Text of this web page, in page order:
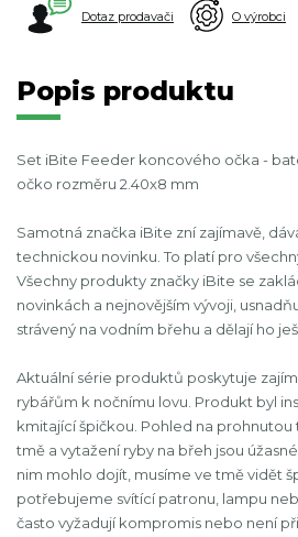
Dotaz prodavači O výrobci
Popis produktu
Set iBite Feeder koncového očka -
očko rozměru 2.40x8 mm
Samotná značka iBite zní zajímavě,
technickou novinku. To platí pro
Všechny produkty značky iBite se
novinkách a nejnovějším vývoji,
strávený na vodním břehu a dělají ho
Aktuální série produktů poskytuje
rybářům k nočnímu lovu. Produkt byl
kmitající špičkou. Pohled na prohnutou
tmě a vytažení ryby na břeh jsou
nim mohlo dojít, musíme ve tmě vidět
potřebujeme svítící patronu, lampu
často vyžadují kompromis nebo není